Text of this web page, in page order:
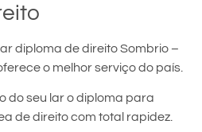
diploma de direito Sombrio –
o melhor serviço do país.
do seu lar o diploma para
de direito com total rapidez.